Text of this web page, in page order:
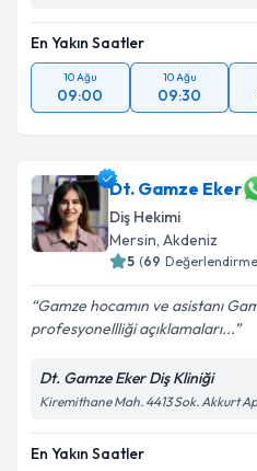
En Yakın Saatler
10 Ağu
09:00
10 Ağu
09:30
Dt. Gamze Eker
Diş Hekimi
Mersin, Akdeniz
5 (69
Gamze hocamın ve asistanı
profesyonellliği açıklamaları...
Dt. Gamze Eker Diş Kliniği
Kiremithane Mah. 4413 Sok. Akkurt
En Yakın Saatler